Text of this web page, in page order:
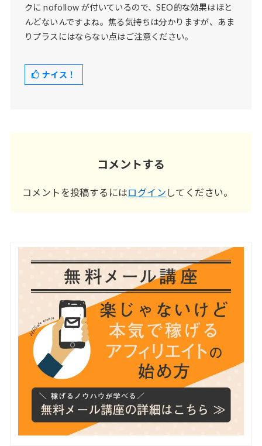
クに nofollow が付いているので、SEO的な効果はほと
んどないんですよね。焦る気持ちは分かりますが、あま
りプラスにはならない点はご注意ください。
ナイス！
コメントする
コメントを投稿するにはログイン してください。